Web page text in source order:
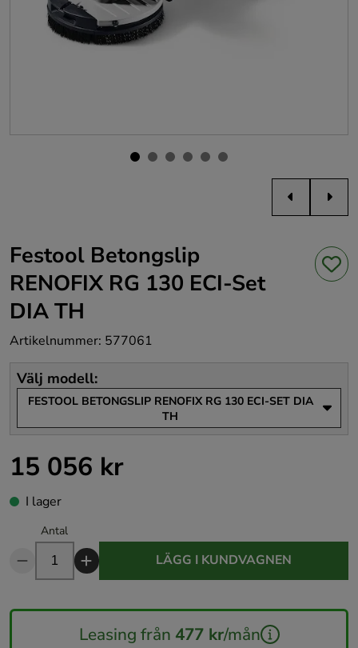
Festool Betongslip
RENOFIX RG 130 ECI-Set
DIA TH
Artikelnummer: 577061
Välj modell:
FESTOOL BETONGSLIP RENOFIX RG 130 ECI-SET DIA
TH
Pris: 15 056 kr
15 056 kr
I lager
Antal
LÄGG I KUNDVAGNEN
Leasing från 477 kr/mån